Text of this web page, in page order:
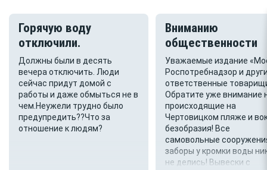
Горячую воду
отключили.
Должны были в десять
вечера отключить. Люди
сейчас придут домой с
работы и даже обмыться не в
чем.Неужели трудно было
предупредить??Что за
отношение к людям?
Вниманию
общественности
Уважаемые издание
Роспотребнадзор и
ответственные
Обратите уже внимание
происходящие на
Чертовицком пляже и
безобразия! Все
самовольные
заборы у кромки воды
не делись! Вывески с